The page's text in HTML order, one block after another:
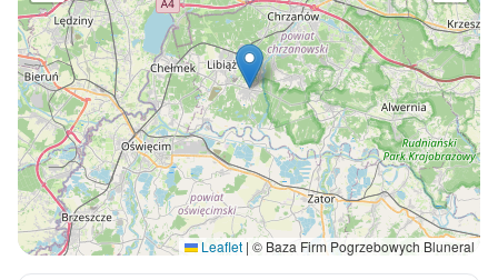
Leaflet | © Baza Firm Pogrzebowych Bluneral